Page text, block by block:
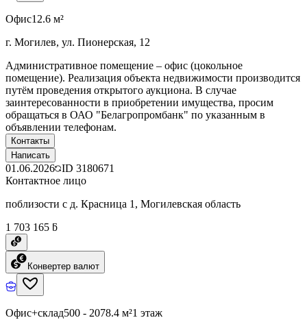
Офис12.6 м²
г. Могилев, ул. Пионерская, 12
Административное помещение – офис (цокольное
помещение). Реализация объекта недвижимости производится
путём проведения открытого аукциона. В случае
заинтересованности в приобретении имущества, просим
обращаться в ОАО "Белагропромбанк" по указанным в
объявлении телефонам.
Контакты
Написать
01.06.2026 ID 3180671
Контактное лицо
поблизости с д. Красница 1, Могилевская область
1 703 165 ƃ
Конвертер валют
Офис+склад500 - 2078.4 м²1 этаж